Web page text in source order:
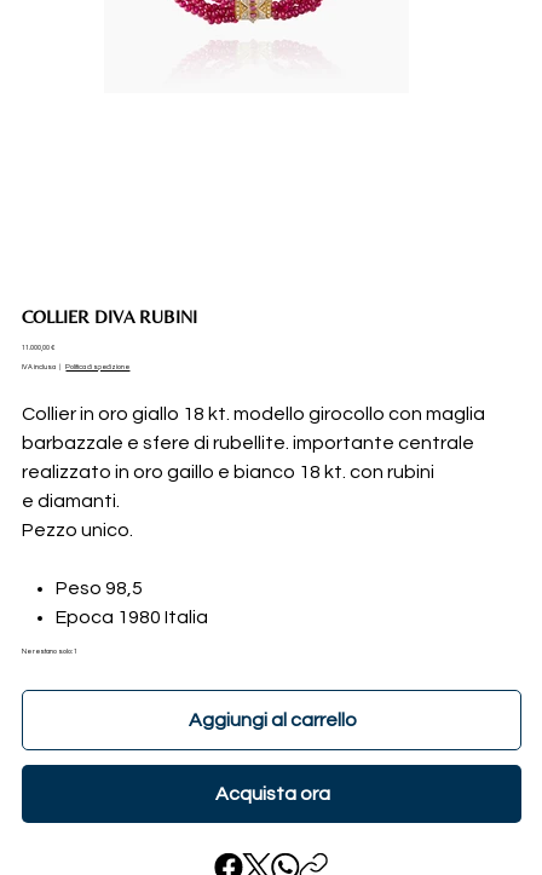
COLLIER DIVA RUBINI
Prezzo
11.000,00 €
IVA inclusa Politica di spedizione
Collier in oro giallo 18 kt. modello girocollo con maglia
barbazzale e sfere di rubellite. importante centrale
realizzato in oro gaillo e bianco 18 kt. con rubini
e diamanti.
Pezzo unico.
Peso 98,5
Epoca 1980 Italia
Ne restano solo: 1
Aggiungi al carrello
Acquista ora